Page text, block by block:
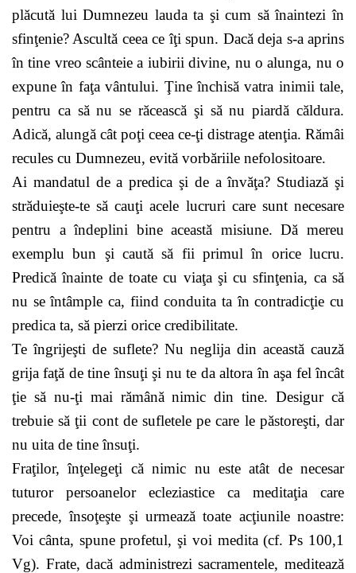
plăcută lui Dumnezeu lauda ta şi cum să înaintezi în
sfinţenie? Ascultă ceea ce îţi spun. Dacă deja s-a aprins
în tine vreo scânteie a iubirii divine, nu o alunga, nu o
expune în faţa vântului. Ţine închisă vatra inimii tale,
pentru ca să nu se răcească şi să nu piardă căldura.
Adică, alungă cât poţi ceea ce-ţi distrage atenţia. Rămâi
recules cu Dumnezeu, evită vorbăriile nefolositoare.
Ai mandatul de a predica şi de a învăţa? Studiază şi
străduieşte-te să cauţi acele lucruri care sunt necesare
pentru a îndeplini bine această misiune. Dă mereu
exem­plu bun şi caută să fii primul în orice lucru.
Predică înainte de toate cu viaţa şi cu sfinţenia, ca să
nu se întâmple ca, fiind conduita ta în contradicţie cu
predica ta, să pierzi orice credibilitate.
Te îngrijeşti de suflete? Nu neglija din această cauză
grija faţă de tine însuţi şi nu te da altora în aşa fel încât
ţie să nu-ţi mai rămână nimic din tine. Desigur că
trebuie să ţii cont de sufletele pe care le păstoreşti, dar
nu uita de tine însuţi.
Fraţilor, înţelegeţi că nimic nu este atât de necesar
tuturor persoanelor ecleziastice ca meditaţia care
precede, însoţeşte şi urmează toate acţiunile noastre:
Voi cânta, spune profetul, şi voi medita (cf. Ps 100,1
Vg). Frate, dacă administrezi sacramentele, meditează